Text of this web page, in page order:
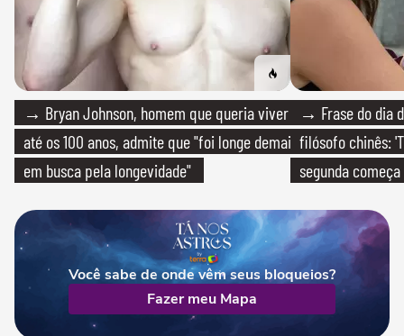
→ Bryan Johnson, homem que queria viver
até os 100 anos, admite que "foi longe demais
em busca pela longevidade"
→ Frase do dia
filósofo chinês:
segunda
Você sabe de onde vêm seus bloqueios?
Fazer meu Mapa